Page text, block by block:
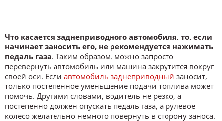
Что касается заднеприводного автомобиля, то, если
начинает заносить его, не рекомендуется нажимать
педаль газа. Таким образом, можно запросто
перевернуть автомобиль или машина закрутится вокруг
своей оси. Если автомобиль заднеприводный заносит,
только постепенное уменьшение подачи топлива может
помочь. Другими словами, водитель не резко, а
постепенно должен опускать педаль газа, а рулевое
колесо желательно немного повернуть в сторону заноса.